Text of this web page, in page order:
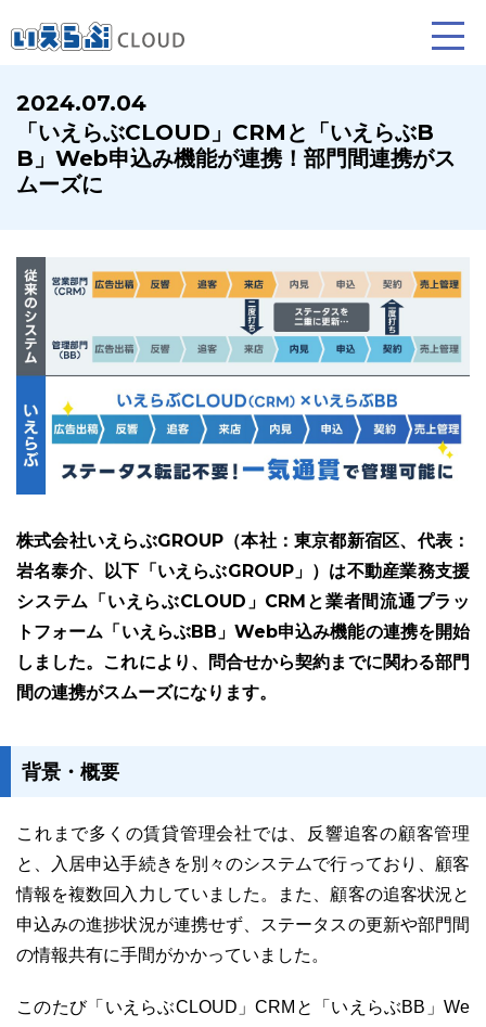
賃貸仲介
業務向け機能
売買仲介
プラン紹介･
ユーザーインタビュー ホームペー
ニュース一覧 お役立ちブログ
特長 サービス一覧
2024.07.04
「いえらぶCLOUD」CRMと「いえらぶB
B」Web申込み機能が連携！部門間連携がス
ムーズに
株式会社いえらぶGROUP（本社：東京都新宿区、代表：
岩名泰介、以下「いえらぶGROUP」）は不動産業務支援
システム「いえらぶCLOUD」CRMと業者間流通プラッ
トフォーム「いえらぶBB」Web申込み機能の連携を開始
しました。これにより、問合せから契約までに関わる部門
間の連携がスムーズになります。
背景・概要
これまで多くの賃貸管理会社では、反響追客の顧客管理
と、入居申込手続きを別々のシステムで行っており、顧客
情報を複数回入力していました。また、顧客の追客状況と
申込みの進捗状況が連携せず、ステータスの更新や部門間
の情報共有に手間がかかっていました。
このたび「いえらぶCLOUD」CRMと「いえらぶBB」We